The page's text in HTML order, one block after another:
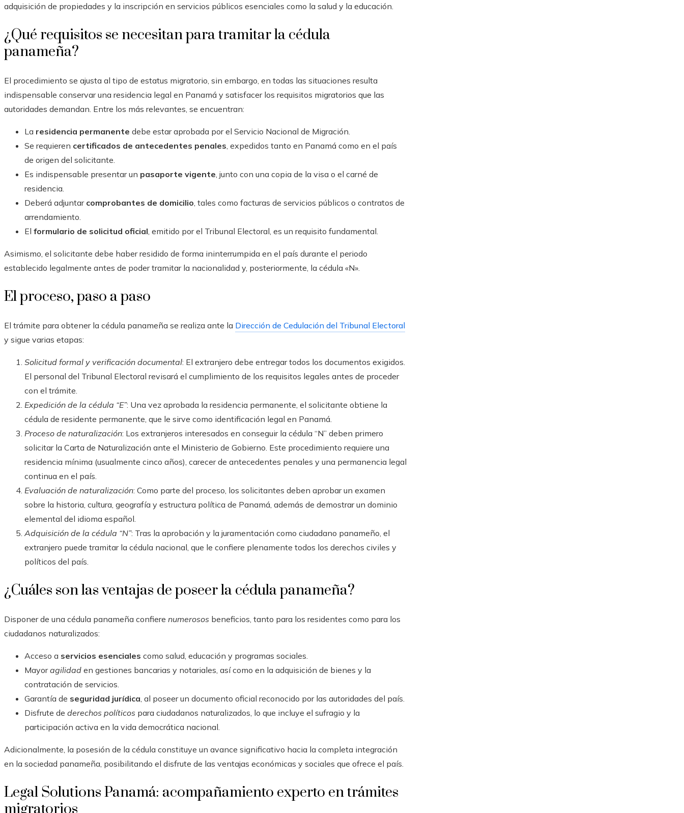
adquisición de propiedades y la inscripción en servicios públicos esenciales como la salud y la educación.
¿Qué requisitos se necesitan para tramitar la cédula
panameña?
El procedimiento se ajusta al tipo de estatus migratorio, sin embargo, en todas las situaciones resulta
indispensable conservar una residencia legal en Panamá y satisfacer los requisitos migratorios que las
autoridades demandan. Entre los más relevantes, se encuentran:
La residencia permanente debe estar aprobada por el Servicio Nacional de Migración.
Se requieren certificados de antecedentes penales, expedidos tanto en Panamá como en el país
de origen del solicitante.
Es indispensable presentar un pasaporte vigente, junto con una copia de la visa o el carné de
residencia.
Deberá adjuntar comprobantes de domicilio, tales como facturas de servicios públicos o contratos de
arrendamiento.
El formulario de solicitud oficial, emitido por el Tribunal Electoral, es un requisito fundamental.
Asimismo, el solicitante debe haber residido de forma ininterrumpida en el país durante el periodo
establecido legalmente antes de poder tramitar la nacionalidad y, posteriormente, la cédula «N».
El proceso, paso a paso
El trámite para obtener la cédula panameña se realiza ante la Dirección de Cedulación del Tribunal Electoral
y sigue varias etapas:
Solicitud formal y verificación documental: El extranjero debe entregar todos los documentos exigidos.
El personal del Tribunal Electoral revisará el cumplimiento de los requisitos legales antes de proceder
con el trámite.
Expedición de la cédula “E”: Una vez aprobada la residencia permanente, el solicitante obtiene la
cédula de residente permanente, que le sirve como identificación legal en Panamá.
Proceso de naturalización: Los extranjeros interesados en conseguir la cédula “N” deben primero
solicitar la Carta de Naturalización ante el Ministerio de Gobierno. Este procedimiento requiere una
residencia mínima (usualmente cinco años), carecer de antecedentes penales y una permanencia legal
continua en el país.
Evaluación de naturalización: Como parte del proceso, los solicitantes deben aprobar un examen
sobre la historia, cultura, geografía y estructura política de Panamá, además de demostrar un dominio
elemental del idioma español.
Adquisición de la cédula “N”: Tras la aprobación y la juramentación como ciudadano panameño, el
extranjero puede tramitar la cédula nacional, que le confiere plenamente todos los derechos civiles y
políticos del país.
¿Cuáles son las ventajas de poseer la cédula panameña?
Disponer de una cédula panameña confiere numerosos beneficios, tanto para los residentes como para los
ciudadanos naturalizados:
Acceso a servicios esenciales como salud, educación y programas sociales.
Mayoragilidad en gestiones bancarias y notariales, así como en la adquisición de bienes y la
contratación de servicios.
Garantía de seguridad jurídica, al poseer un documento oficial reconocido por las autoridades del país.
Disfrute de derechos políticos para ciudadanos naturalizados, lo que incluye el sufragio y la
participación activa en la vida democrática nacional.
Adicionalmente, la posesión de la cédula constituye un avance significativo hacia la completa integración
en la sociedad panameña, posibilitando el disfrute de las ventajas económicas y sociales que ofrece el país.
Legal Solutions Panamá: acompañamiento experto en trámites
migratorios